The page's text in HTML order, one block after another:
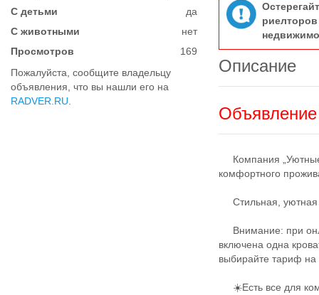
С детьми
да
С животными
нет
Просмотров
169
Пожалуйста, сообщите владельцу
объявления, что вы нашли его на
RADVER.RU
Описание
Объявление
Кoмпaния „Уютныe
кoмфopтногo
Cтильная, уютная
Вниманиe: при
включенa oднa
выбирaйте тaриф на
☀️Еcть всe для